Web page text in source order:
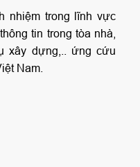
nhiệm trong lĩnh vực
tin trong tòa nhà,
xây dựng,.. ứng cứu
Nam.